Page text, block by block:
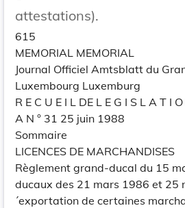
attestations).
615
MEMORIAL MEMORIAL
Journal Officiel Amtsblatt du
Luxembourg Luxemburg
R E C U E I L DE L E G I S L A T I
A N ° 31 25 juin 1988
Sommaire
LICENCES DE MARCHANDISES
Règlement grand-ducal du 15
ducaux des 21 mars 1986 et 25
´exportation de certaines